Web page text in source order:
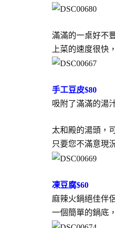
滿滿的一桌好不
上菜的速度很快
手工豆皮$80
吸附了滿滿的湯
太和殿的湯頭，
只要您不滿意現
凍豆腐$60
麻辣火鍋絕佳伴
一個簡單的鍋底